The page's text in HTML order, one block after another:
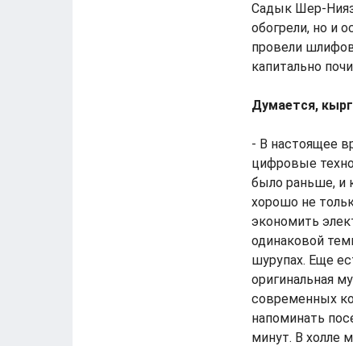
Садык Шер-
обогрели, но и
провели
капитально
Думается,
- В настоящее
цифровые
было раньше, и
хорошо не
экономить
одинаковой
шурупах. Еще
оригинальная
современных
напоминать
минут. В холле